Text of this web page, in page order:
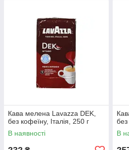
Кава мелена Lavazza DEK,
без кофеїну, Італія, 250 г
В наявності
без
В